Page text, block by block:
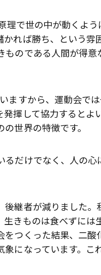
理で世の中が動くよう
かれば勝ち、という雰
ものである人間が得意
ますから、運動会で
揮して協力するとよ
世界の特徴です。
るだけでなく、人の心
後継者が減りました。
きものは食べずには
をつくった結果、二酸
になっています。こ